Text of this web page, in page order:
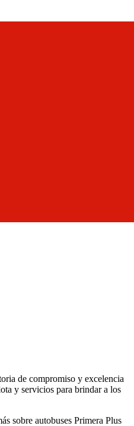
de compromiso y excelencia
y servicios para brindar a los
sobre autobuses Primera Plus